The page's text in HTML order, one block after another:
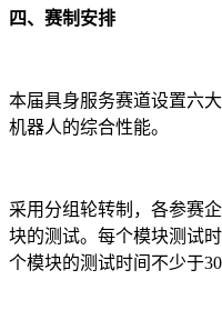
四、赛制安排
本届具身服务赛道设置六
机器人的综合性能。
采用分组轮转制，各参赛
块的测试。每个模块测试
个模块的测试时间不少于30